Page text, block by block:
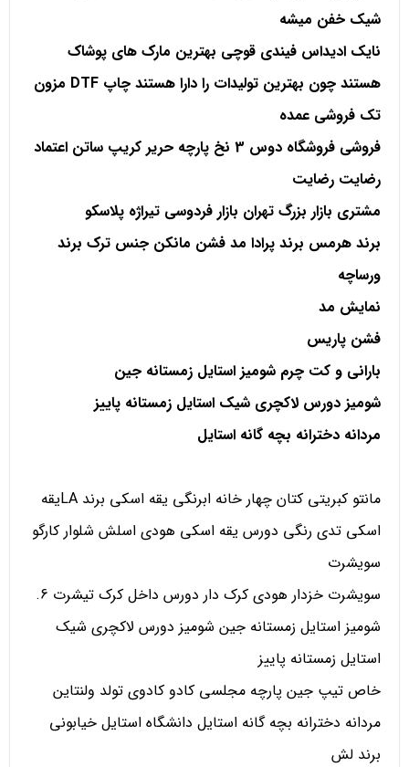
شیک خفن میشه
نایک ادیداس فیندی قوچی بهترین مارک های پوشاک
هستند چون بهترین تولیدات را دارا هستند چاپ
DTF مزون
تک فروشی عمده
فروشی فروشگاه دوس 3 نخ پارچه حریر کریپ ساتن اعتماد
رضایت رضایت
مشتری بازار بزرگ تهران بازار فردوسی تیراژه پلاسکو
برند هرمس برند پرادا مد فشن مانکن جنس ترک برند
ورساچه
نمایش مد
فشن پاریس
بارانی و کت چرم شومیز استایل زمستانه جین
شومیز دورس لاکچری شیک استایل زمستانه پاییز
مردانه دخترانه بچه گانه استایل
مانتو کبریتی کتان چهار خانه ابرنگی یقه اسکی برند LAیقه
اسکی تدی رنگی دورس یقه اسکی هودی اسلش شلوار کارگو
سویشرت
سویشرت خزدار هودی کرک دار دورس داخل کرک تیشرت 6.
شومیز استایل زمستانه جین شومیز دورس لاکچری شیک
استایل زمستانه پاییز
خاص تیپ جین پارچه مجلسی کادو کادوی تولد ولنتاین
مردانه دخترانه بچه گانه استایل دانشگاه استایل خیابونی
برند لش